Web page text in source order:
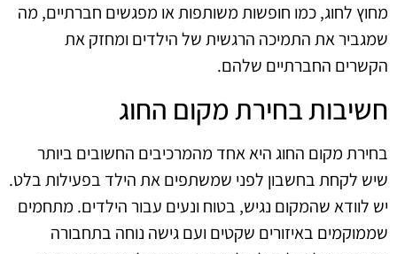
מחוץ לחוג, כמו חופשות משותפות או מפגשים חברתיים, מה
שמגביר את התמיכה הרגשית של הילדים ומחזק את
הקשרים החברתיים שלהם.
חשיבות בחירת מקום החוג
בחירת מקום החוג היא אחד מהמרכיבים החשובים ביותר
שיש לקחת בחשבון לפני שמשתפים את הילד בפעילות בלט.
יש לוודא שהמקום נגיש, בטוח ונעים עבור הילדים. מתחמים
שממוקמים באיזורים שקטים ועם גישה נוחה בתחבורה